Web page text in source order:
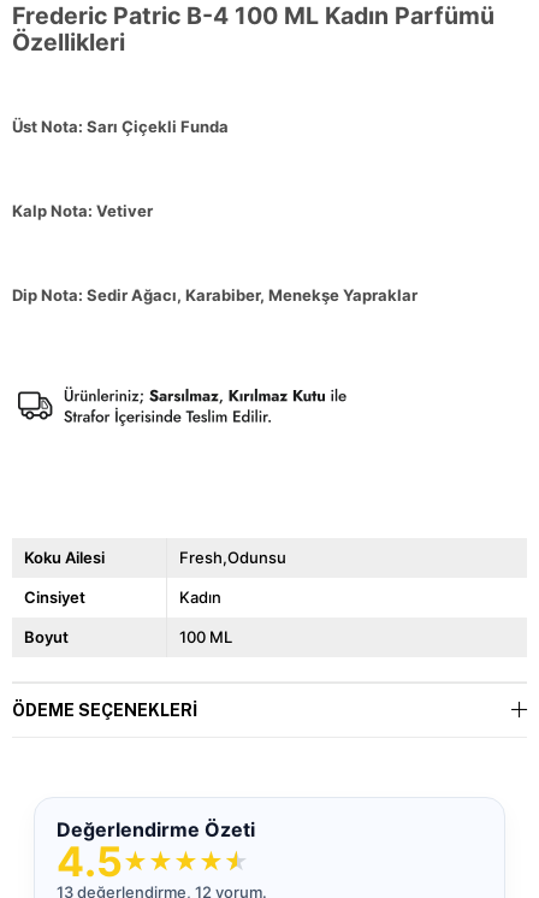
Frederic Patric B-4 100 ML Kadın Parfümü
Özellikleri
Üst Nota: Sarı Çiçekli Funda
Kalp Nota: Vetiver
Dip Nota: Sedir Ağacı, Karabiber, Menekşe Yapraklar
Koku Ailesi Fresh,Odunsu
Cinsiyet Kadın
Boyut 100 ML
ÖDEME SEÇENEKLERI
Değerlendirme Özeti
4.5★★★★★
13 değerlendirme, 12 yorum.